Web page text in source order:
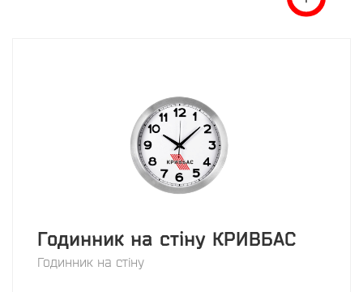
Годинник на стіну КРИВБАС
Годинник на стіну